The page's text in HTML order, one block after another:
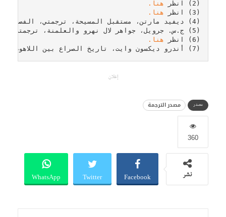
(2) انظر
هنا.
(3) انظر
هنا.
(4) ديفيد مارتن، مستقبل المسيحة، ترجمتي، الفصل السابع.
(5) ج.س. جرويل، جواهر لال نهرو والعلمنة، ترجمتي.
(6) انظر
هنا.
(7) أندرو ديكسون وايت، تاريخ الصراع بين اللاهوت والعلم في العالم المسيحي، ترجمتي، نيويورك، ص9
إعلان
مصدر مصدر الترجمة
360
نشر Facebook
Twitter
WhatsApp